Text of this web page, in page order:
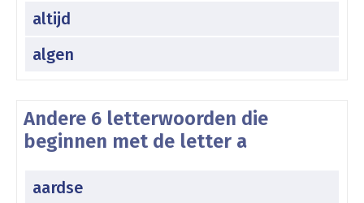
altijd
algen
Andere 6 letterwoorden die
beginnen met de letter a
aardse